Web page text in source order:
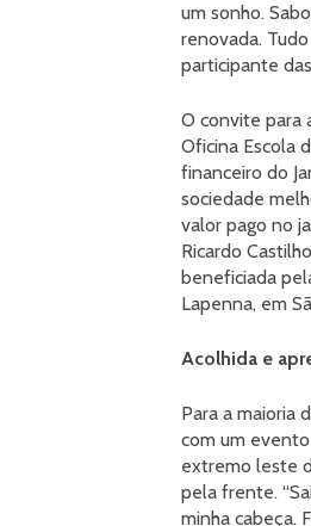
um sonho.
renovada.
participante
O convite para
Oficina Escola
financeiro do
sociedade
valor pago no
Ricardo
beneficiada
Lapenna, em
Acolhida e
Para a maioria
com um
extremo leste
pela frente.
minha cabeça.